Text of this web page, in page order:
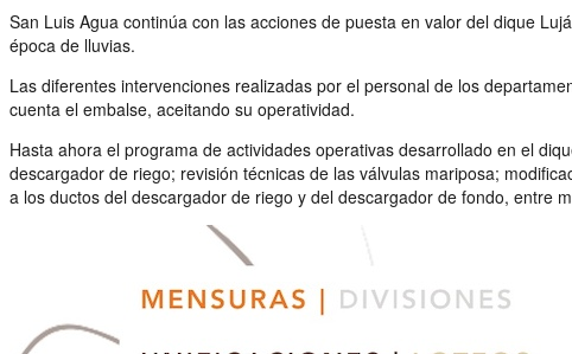
San Luis Agua continúa con las acciones de puesta en valor del dique
época de lluvias.
Las diferentes intervenciones realizadas por el personal de los
cuenta el embalse, aceitando su operatividad.
Hasta ahora el programa de actividades operativas desarrollado en el
descargador de riego; revisión técnicas de las válvulas mariposa;
a los ductos del descargador de riego y del descargador de fondo, entre